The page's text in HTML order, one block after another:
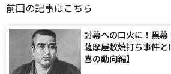
前回の記事はこちら
討幕への口火に！黒
薩摩屋敷焼打ち事件
喜の動向編】